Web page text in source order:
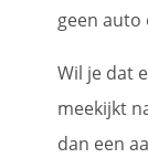
geen auto
Wil je dat
meekijkt
dan een